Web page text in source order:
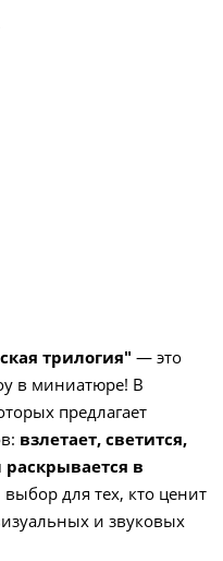
трилогия" — это
в миниатюре! В
предлагает
взлетает, светится,
в
для тех, кто ценит
и звуковых